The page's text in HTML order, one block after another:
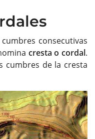
consecutivas
cresta o cordal.
cumbres de la cresta